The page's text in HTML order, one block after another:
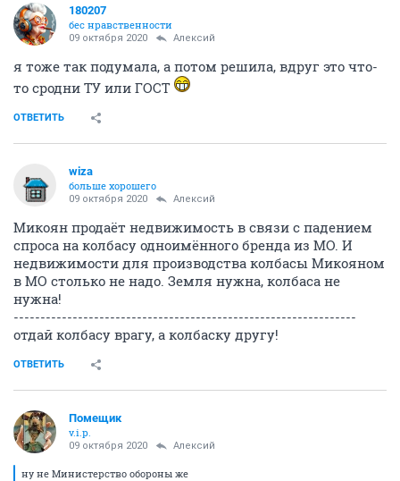
180207
бес нравственности
09 октября 2020 Алексий
я тоже так подумала, а потом решила, вдруг это что-
то сродни ТУ или ГОСТ
ОТВЕТИТЬ
wiza
больше хорошего
09 октября 2020 Алексий
Микоян продаёт недвижимость в связи с падением
спроса на колбасу одноимённого бренда из МО. И
недвижимости для производства колбасы Микояном
в МО столько не надо. Земля нужна, колбаса не
нужна!
----------------------------------------------------------------
отдай колбасу врагу, а колбаску другу!
ОТВЕТИТЬ
Помещик
v.i.p.
09 октября 2020 Алексий
ну не Министерство обороны же